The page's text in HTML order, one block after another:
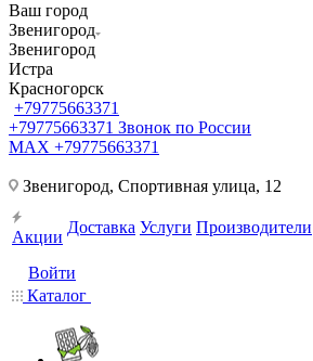
Ваш город
Звенигород
Звенигород
Истра
Красногорск
+79775663371
+79775663371 Звонок по России
MAX +79775663371
Звенигород, Спортивная улица, 12
Акции
Доставка Услуги Производители
Войти
Каталог